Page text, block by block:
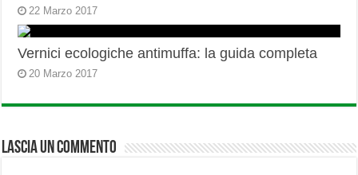
22 Marzo 2017
Vernici ecologiche antimuffa: la guida completa
20 Marzo 2017
Lascia un commento